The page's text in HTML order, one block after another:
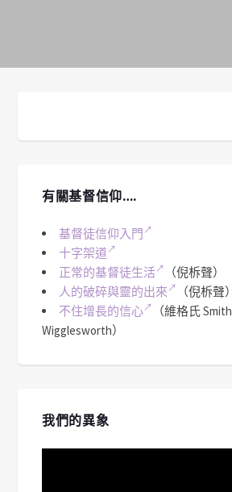
有關基督信仰….
基督徒信仰入門
十字架道
正常的基督徒生活
（倪柝聲）
人的破碎與靈的出來
（倪柝聲）
不住增長的信心
（維格氏 Smith
Wigglesworth）
我們的異象